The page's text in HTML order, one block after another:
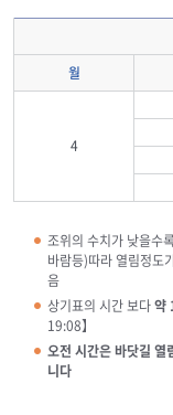
월
4
조위의 수치가 낮을수
바람등)따라 열림정도
음
상기표의 시간 보다약
19:08】
오전 시간은 바닷길 열
니다